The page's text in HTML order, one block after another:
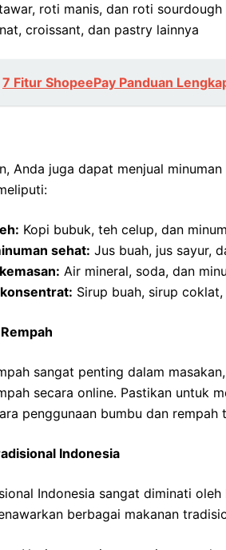
roti manis, dan roti sourdough
croissant, dan pastry lainnya
7 Fitur ShopeePay Panduan
Anda juga dapat menjual
Kopi bubuk, teh celup, dan
sehat: Jus buah, jus sayur,
Air mineral, soda, dan
Sirup buah, sirup
sangat penting dalam
secara online. Pastikan untuk
penggunaan bumbu dan rempah
Indonesia
Indonesia sangat diminati
berbagai makanan